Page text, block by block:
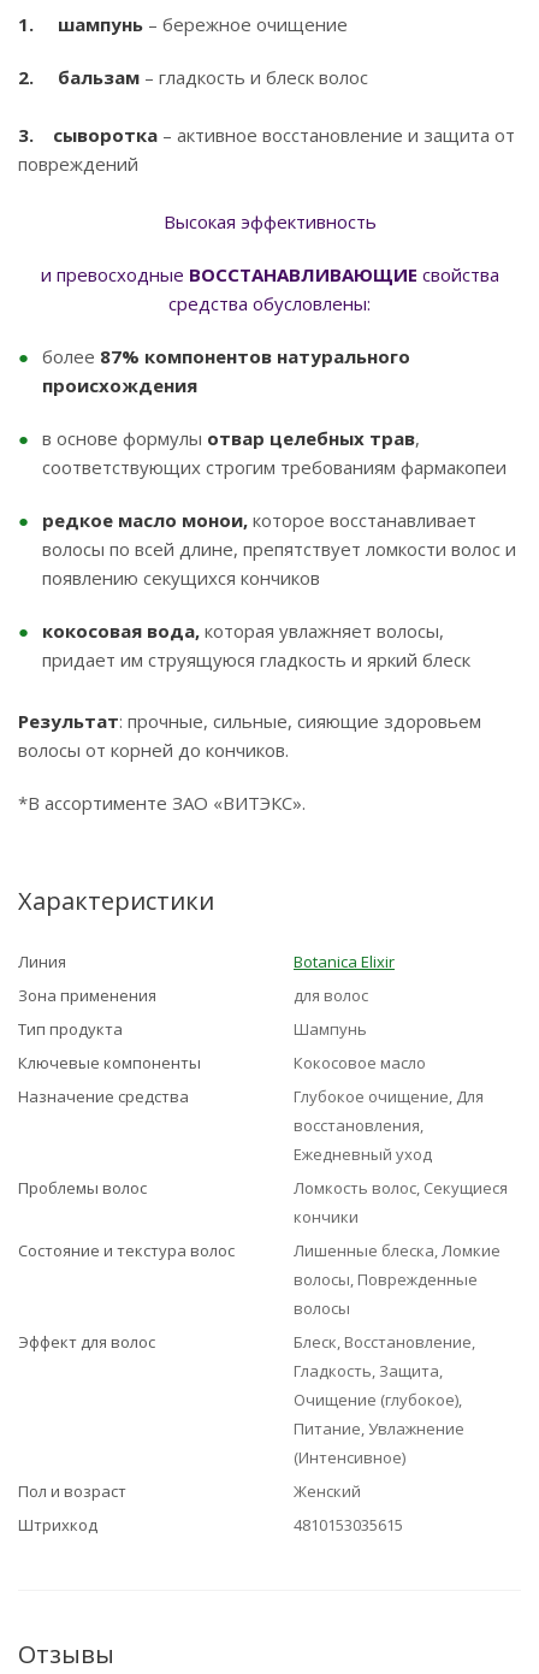
1. шампунь – бережное очищение
2. бальзам – гладкость и блеск волос
3. сыворотка – активное восстановление и защита от
повреждений
Высокая эффективность
и превосходные ВОССТАНАВЛИВАЮЩИЕ свойства
средства обусловлены:
более 87% компонентов натурального
происхождения
в основе формулы отвар целебных трав,
соответствующих строгим требованиям фармакопеи
редкое масло монои, которое восстанавливает
волосы по всей длине, препятствует ломкости волос и
появлению секущихся кончиков
кокосовая вода, которая увлажняет волосы,
придает им струящуюся гладкость и яркий блеск
Результат: прочные, сильные, сияющие здоровьем
волосы от корней до кончиков.
*В ассортименте ЗАО «ВИТЭКС».
Характеристики
Линия
Botanica Elixir
Зона применения
для волос
Тип продукта
Шампунь
Ключевые компоненты
Кокосовое масло
Назначение средства
Глубокое очищение, Для
восстановления,
Ежедневный уход
Проблемы волос
Ломкость волос, Секущиеся
кончики
Состояние и текстура волос
Лишенные блеска, Ломкие
волосы, Поврежденные
волосы
Эффект для волос
Блеск, Восстановление,
Гладкость, Защита,
Очищение (глубокое),
Питание, Увлажнение
(Интенсивное)
Пол и возраст
Женский
Штрихкод
4810153035615
Отзывы